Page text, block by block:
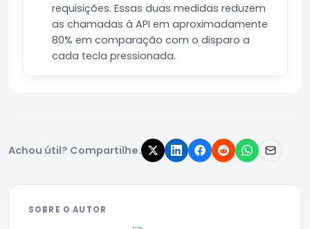
requisições. Essas duas medidas reduzem
as chamadas à API em aproximadamente
80% em comparação com o disparo a
cada tecla pressionada.
Achou útil? Compartilhe.
SOBRE O AUTOR